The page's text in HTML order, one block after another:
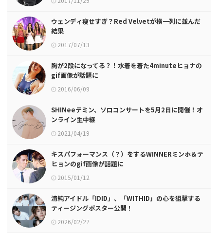
ウェンディ痩せすぎ？Red Velvetが横一列に並んだ
結果
2017/07/13
胸が2段になってる？！水着を着た4minuteヒョナの
gif画像が話題に
2016/06/09
SHINeeテミン、ソロコンサートを5月2日に開催！オ
ンライン生中継
2021/04/19
キスパフォーマンス（？）をするWINNERミンホ＆テ
ヒョンのgif画像が話題に
2015/01/12
清純アイドル「IDID」、「WITHID」の心を狙撃する
ティージングポスター公開！
2026/02/27